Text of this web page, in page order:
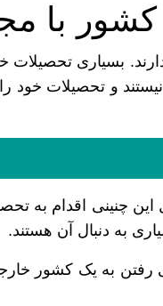
با
بسیاری تحصیلات
و تحصیلات خود را
چنینی اقدام به
به دنبال آن هستند.
به یک کشور